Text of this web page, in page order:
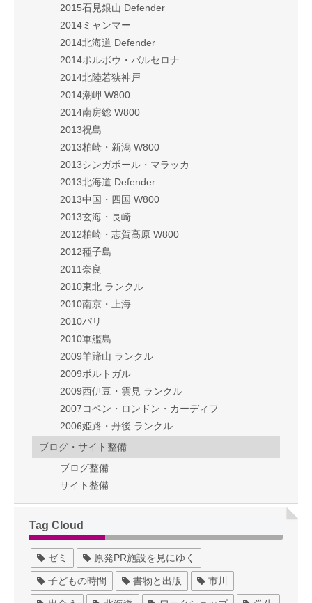
2015石見銀山 Defender
2014ミャンマー
2014北海道 Defender
2014ポルボウ・バルセロナ
2014北陸若狭神戸
2014潮岬 W800
2014南房総 W800
2013祝島
2013柏崎・新潟 W800
2013シンガポール・マラッカ
2013北海道 Defender
2013中国・四国 W800
2013玄海・長崎
2012柏崎・志賀高原 W800
2012種子島
2011奈良
2010東北 ランクル
2010南京・上海
2010パリ
2010軍艦島
2009羊蹄山 ランクル
2009ポルトガル
2009西伊豆・雲見 ランクル
2007コペン・ロンドン・カーディフ
2006姫路・丹後 ランクル
ブログ・サイト整備
ブログ整備
サイト整備
Tag Cloud
ゼミ 原発PR施設を見にゆく
子どもの時間 書物と出版 市川